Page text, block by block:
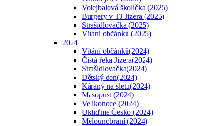
Volejbalová školička (2025)
Burgery v TJ Jizera (2025)
Strašidlovačka (2025)
Vítání občánků (2025)
2024
Vítání občánků(2024)
Čistá řeka Jizera(2024)
Strašidlovačka(2024)
Dětský den(2024)
Káraný na sletu(2024)
Masopust (2024)
Velikonoce (2024)
Ukliďme Česko (2024)
Melounobraní (2024)